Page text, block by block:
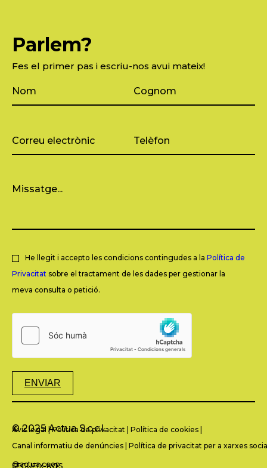
Parlem?
Fes el primer pas i escriu-nos avui mateix!
He llegit i accepto les condicions contingudes a la Política de
Privacitat sobre el tractament de les dades per gestionar la
meva consulta o petició.
ENVIAR
© 2025 Actua S.c.c.l.
Avís legal |Política de privacitat Política de cookies
Canal informatiu de denúncies Política de privacitat per a xarxes
SEGUEIX-NOS
@actua.coop